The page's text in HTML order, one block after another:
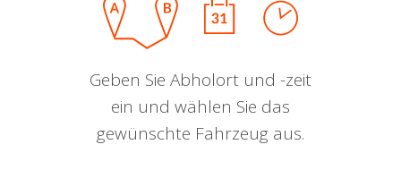
Geben Sie Abholort und -zeit
ein und wählen Sie das
gewünschte Fahrzeug aus.